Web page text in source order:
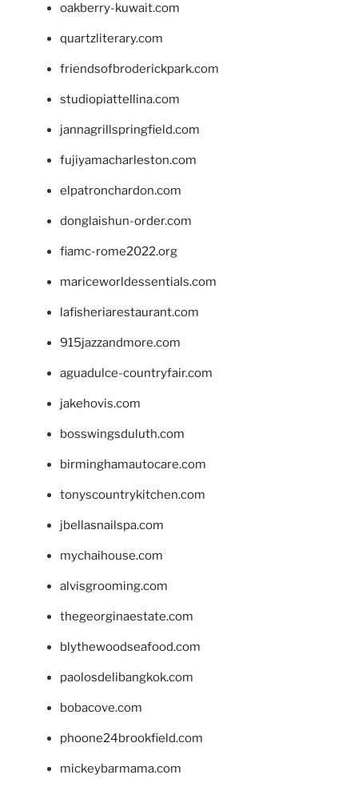
oakberry-kuwait.com
quartzliterary.com
friendsofbroderickpark.com
studiopiattellina.com
jannagrillspringfield.com
fujiyamacharleston.com
elpatronchardon.com
donglaishun-order.com
fiamc-rome2022.org
mariceworldessentials.com
lafisheriarestaurant.com
915jazzandmore.com
aguadulce-countryfair.com
jakehovis.com
bosswingsduluth.com
birminghamautocare.com
tonyscountrykitchen.com
jbellasnailspa.com
mychaihouse.com
alvisgrooming.com
thegeorginaestate.com
blythewoodseafood.com
paolosdelibangkok.com
bobacove.com
phoone24brookfield.com
mickeybarmama.com